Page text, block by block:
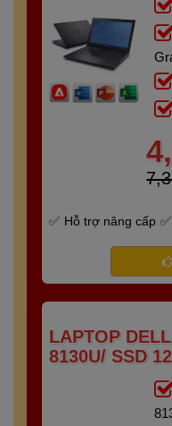
Hỗ trợ nâng cấp
Bảo
LAPTOP
8130U/ SSD
RAM 8GB/